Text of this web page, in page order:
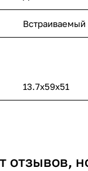
Встраиваемый
13.7х59х51
отзывов,